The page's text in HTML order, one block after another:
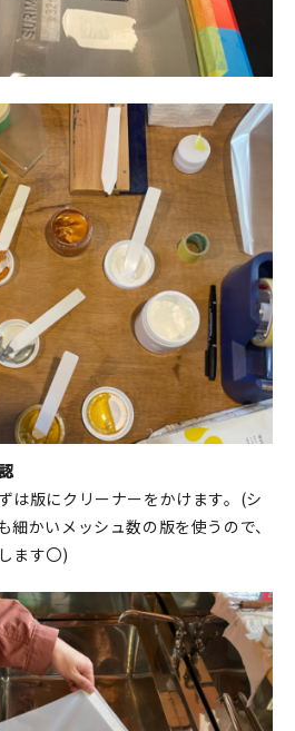
は版にクリーナーをかけます。(シ
細かいメッシュ数の版を使うので、
ます〇)